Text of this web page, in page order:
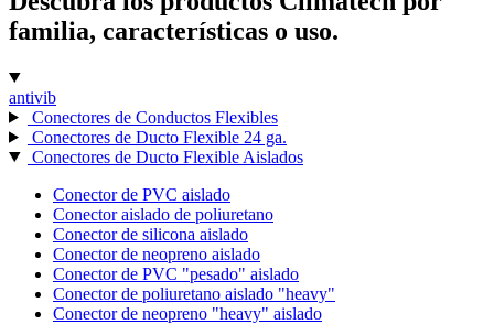
familia, características o uso.
antivib
Conectores de Conductos Flexibles
Conectores de Ducto Flexible 24 ga.
Conectores de Ducto Flexible Aislados
Conector de PVC aislado
Conector aislado de poliuretano
Conector de silicona aislado
Conector de neopreno aislado
Conector de PVC "pesado" aislado
Conector de poliuretano aislado "heavy"
Conector de neopreno "heavy" aislado